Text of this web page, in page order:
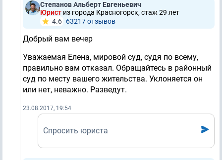
Степанов Альберт Евгеньевич
Юрист из города Красногорск, стаж 29 лет
4.6 63217 отзывов
Добрый вам вечер
Уважаемая Елена, мировой суд, судя по всему,
правильно вам отказал. Обращайтесь в районный
суд по месту вашего жительства. Уклоняется он
или нет, неважно. Разведут.
23.08.2017, 19:54
Спросить юриста